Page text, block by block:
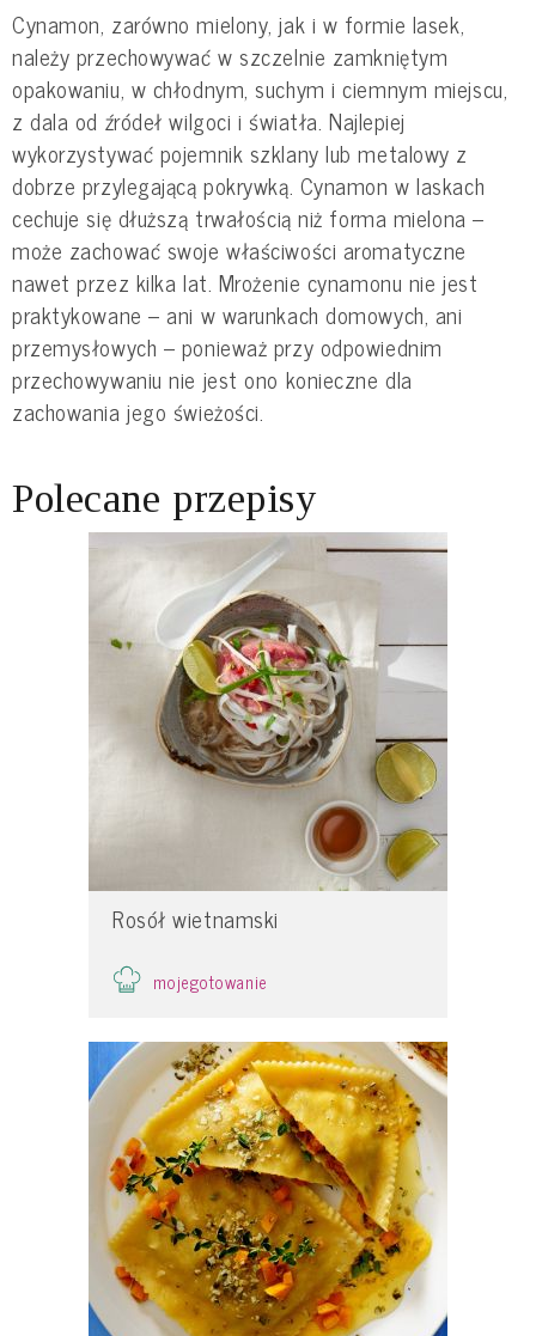
Cynamon, zarówno mielony, jak i w formie lasek,
należy przechowywać w szczelnie zamkniętym
opakowaniu, w chłodnym, suchym i ciemnym miejscu,
z dala od źródeł wilgoci i światła. Najlepiej
wykorzystywać pojemnik szklany lub metalowy z
dobrze przylegającą pokrywką. Cynamon w laskach
cechuje się dłuższą trwałością niż forma mielona –
może zachować swoje właściwości aromatyczne
nawet przez kilka lat. Mrożenie cynamonu nie jest
praktykowane – ani w warunkach domowych, ani
przemysłowych – ponieważ przy odpowiednim
przechowywaniu nie jest ono konieczne dla
zachowania jego świeżości.
Polecane przepisy
Rosół wietnamski
mojegotowanie